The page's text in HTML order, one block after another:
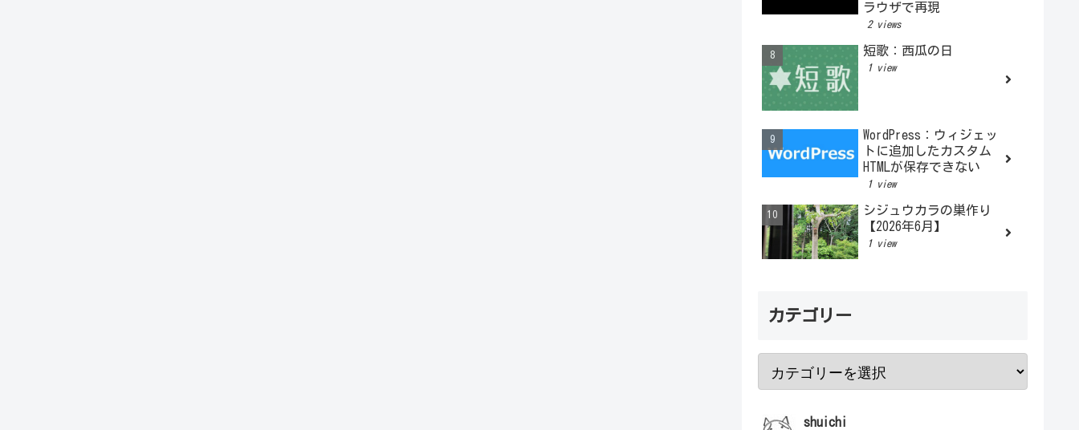
ラウザで再現
2 views
短歌：西瓜の日
1 view
WordPress：ウィジェッ
トに追加したカスタム
HTMLが保存できない
1 view
シジュウカラの巣作り
【2026年6月】
1 view
カテゴリー
shuichi